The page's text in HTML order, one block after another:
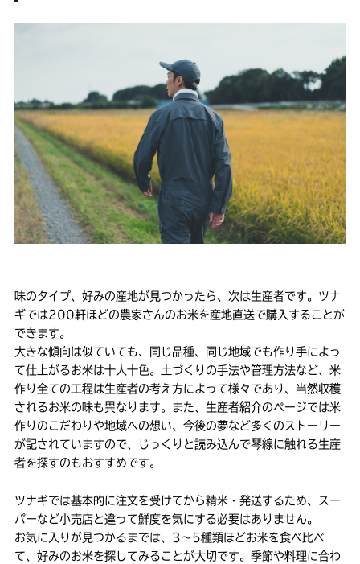
味のタイプ、好みの産地が見つかったら、次は生産者です。ツナ
ギでは200軒ほどの農家さんのお米を産地直送で購入することが
できます。
大きな傾向は似ていても、同じ品種、同じ地域でも作り手によっ
て仕上がるお米は十人十色。土づくりの手法や管理方法など、米
作り全ての工程は生産者の考え方によって様々であり、当然収穫
されるお米の味も異なります。また、生産者紹介のページでは米
作りのこだわりや地域への想い、今後の夢など多くのストーリー
が記されていますので、じっくりと読み込んで琴線に触れる生産
者を探すのもおすすめです。
ツナギでは基本的に注文を受けてから精米・発送するため、スー
パーなど小売店と違って鮮度を気にする必要はありません。
お気に入りが見つかるまでは、3〜5種類ほどお米を食べ比べ
て、好みのお米を探してみることが大切です。季節や料理に合わ